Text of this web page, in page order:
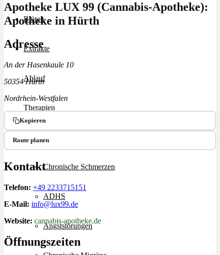
Blüten
Extrakte
Ablauf
Therapien
Chronische Schmerzen
ADHS
Angststörungen
Apotheke LUX 99 (Cannabis-Apotheke):
Apotheke in Hürth
Adresse
An der Hasenkaule 10
50354 Hürth
Nordrhein-Westfalen
Kopieren
Route planen
Kontakt
Telefon: +49 2233715151
E-Mail: info@lux99.de
Website: cannabis-apotheke.de
Öffnungszeiten